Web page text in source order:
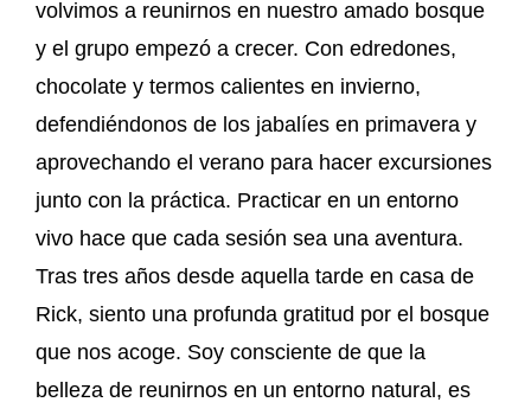
volvimos a reunirnos en nuestro amado bosque
y el grupo empezó a crecer. Con edredones,
chocolate y termos calientes en invierno,
defendiéndonos de los jabalíes en primavera y
aprovechando el verano para hacer excursiones
junto con la práctica. Practicar en un entorno
vivo hace que cada sesión sea una aventura.
Tras tres años desde aquella tarde en casa de
Rick, siento una profunda gratitud por el bosque
que nos acoge. Soy consciente de que la
belleza de reunirnos en un entorno natural, es